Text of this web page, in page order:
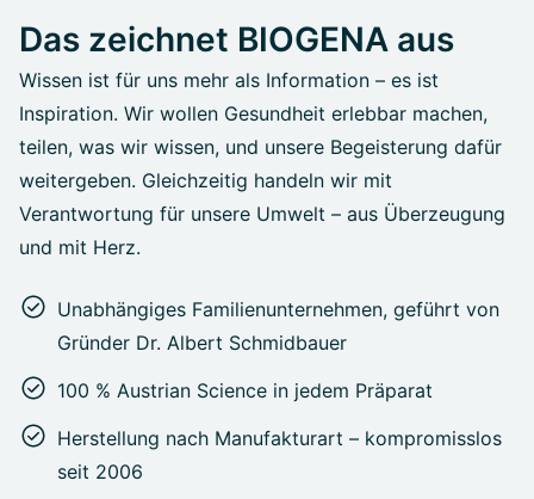
Das zeichnet BIOGENA aus
Wissen ist für uns mehr als Information – es ist
Inspiration. Wir wollen Gesundheit erlebbar machen,
teilen, was wir wissen, und unsere Begeisterung dafür
weitergeben. Gleichzeitig handeln wir mit
Verantwortung für unsere Umwelt – aus Überzeugung
und mit Herz.
Unabhängiges Familienunternehmen, geführt von
Gründer Dr. Albert Schmidbauer
100 % Austrian Science in jedem Präparat
Herstellung nach Manufakturart – kompromisslos
seit 2006